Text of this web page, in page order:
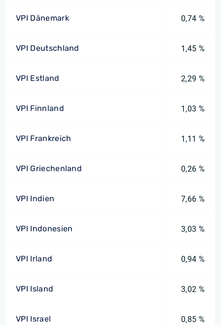
VPI Dänemark 0,74 %
VPI Deutschland 1,45 %
VPI Estland 2,29 %
VPI Finnland 1,03 %
VPI Frankreich 1,11 %
VPI Griechenland 0,26 %
VPI Indien 7,66 %
VPI Indonesien 3,03 %
VPI Irland 0,94 %
VPI Island 3,02 %
VPI Israel 0,85 %